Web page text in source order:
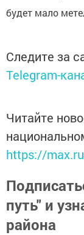
будет мало
Следите за
Telegram-
Читайте
https://
путь" и
района